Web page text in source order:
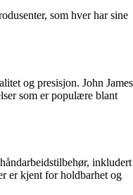
som hver har sine
og presisjon. John James
som er populære blant
inkludert
er kjent for holdbarhet og